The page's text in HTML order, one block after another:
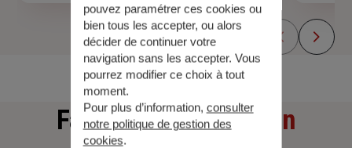
Faitesune simulation
pouvez paramétrer ces cookies ou
bien tous les accepter, ou alors
décider de continuer votre
navigation sans les accepter. Vous
pourrez modifier ce choix à tout
moment.
Pour plus d’information, consulter
notre politique de gestion des
cookies.